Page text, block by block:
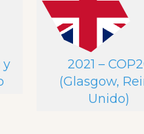
y
2021 –
(Glasgow,
Unido)